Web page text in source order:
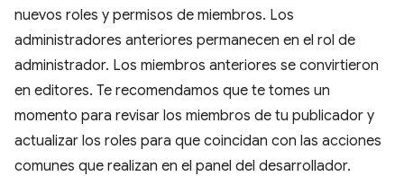
nuevos roles y permisos de miembros. Los
administradores anteriores permanecen en el rol de
administrador. Los miembros anteriores se convirtieron
en editores. Te recomendamos que te tomes un
momento para revisar los miembros de tu publicador y
actualizar los roles para que coincidan con las acciones
comunes que realizan en el panel del desarrollador.